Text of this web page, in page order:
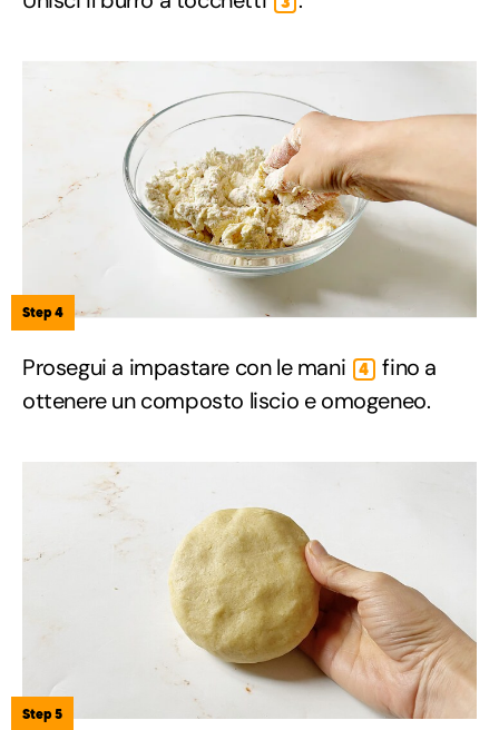
Step 4
Prosegui a impastare con le mani 4
fino a
ottenere un composto liscio e omogeneo.
Step 5